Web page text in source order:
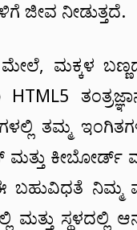
ಜೀವ ನೀಡುತ್ತದೆ.
ಮಕ್ಕಳ ಬಣ್ಣದ
ತಮ್ಮ
ಕೀಬೋರ್ಡ್
ಈ ಬಹುವಿಧತೆ
ಸ್ಥಳದಲ್ಲಿ